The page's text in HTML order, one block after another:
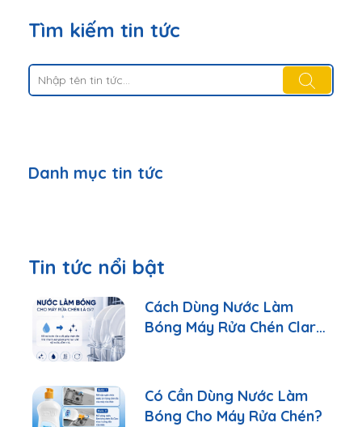
Tìm kiếm tin tức
Danh mục tin tức
Tin tức nổi bật
Cách Dùng Nước Làm
Bóng Máy Rửa Chén Clara
Có Cần Dùng Nước Làm
Bóng Cho Máy Rửa Chén?